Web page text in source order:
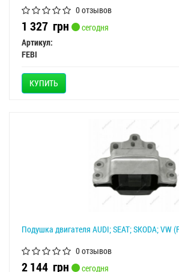
0 отзывов
1 327 грн
сегодня
Артикул:
FEBI
КУПИТЬ
Подушка двигателя AUDI; SEAT; SKODA; VW
0 отзывов
2 144 грн
сегодня